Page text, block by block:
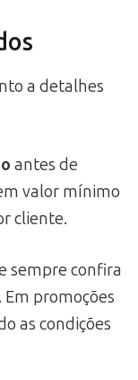
a detalhes
antes de
valor mínimo
cliente.
sempre confira
. Em promoções
as condições